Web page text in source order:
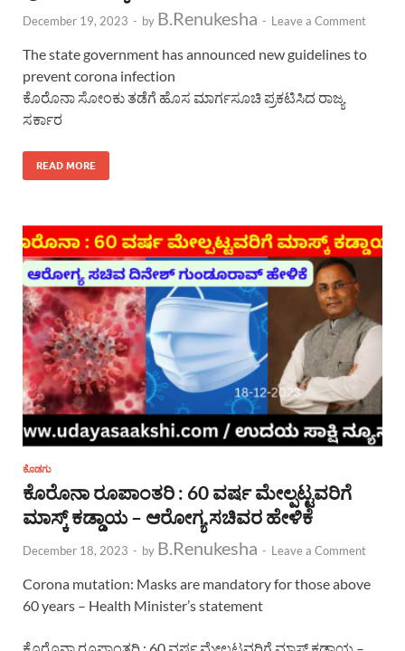
December 19, 2023 - by B.Renukesha - Leave a Comment
The state government has announced new guidelines to
prevent corona infection
ಕೊರೊನಾ ಸೋಂಕು ತಡೆಗೆ ಹೊಸ ಮಾರ್ಗಸೂಚಿ ಪ್ರಕಟಿಸಿದ ರಾಜ್ಯ
ಸರ್ಕಾರ
READ MORE
ಕೊಡಗು
ಕೊರೊನಾ ರೂಪಾಂತರಿ : 60 ವರ್ಷ ಮೇಲ್ಪಟ್ಟವರಿಗೆ
ಮಾಸ್ಕ್ ಕಡ್ಡಾಯ – ಆರೋಗ್ಯ ಸಚಿವರ ಹೇಳಿಕೆ
December 18, 2023 - by B.Renukesha - Leave a Comment
Corona mutation: Masks are mandatory for those above
60 years – Health Minister’s statement